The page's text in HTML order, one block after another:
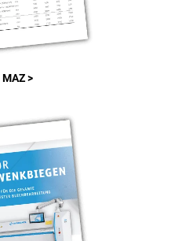
MAZ >